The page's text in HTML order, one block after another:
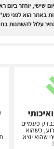
שישי, יוחזר
באתר הוא לפני
עלול להשתנות
פעמיים
כשהוא
שהוא יוצא